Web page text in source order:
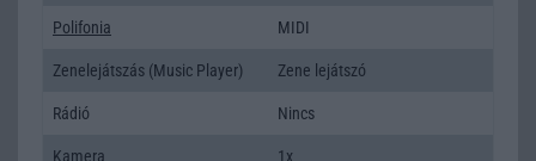
Polifonia MIDI
Zenelejátszás (Music Player) Zene lejátszó
Rádió Nincs
Kamera 1x